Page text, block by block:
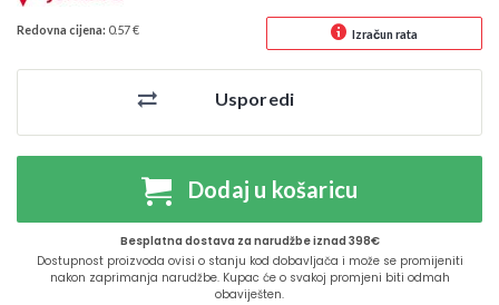
Redovna cijena: 0.57 € Izračun rata
Usporedi
Dodaj u košaricu
Besplatna dostava za narudžbe iznad 398€
Dostupnost proizvoda ovisi o stanju kod dobavljača i može se promijeniti
nakon zaprimanja narudžbe. Kupac će o svakoj promjeni biti odmah
obaviješten.